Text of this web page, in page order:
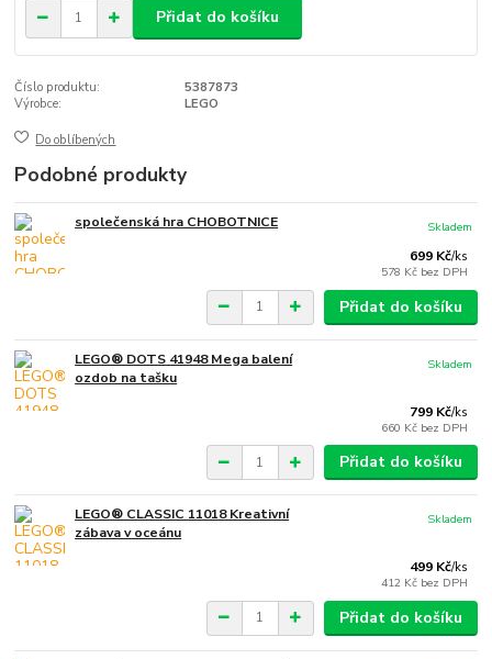
Přidat do košíku
Číslo produktu:
5387873
Výrobce:
LEGO
Do oblíbených
Podobné produkty
společenská hra CHOBOTNICE
699 Kč/ks
578 Kč bez DPH
Skladem
Přidat do košíku
LEGO® DOTS 41948 Mega balení
ozdob na tašku
799 Kč/ks
660 Kč bez DPH
Skladem
Přidat do košíku
LEGO® CLASSIC 11018 Kreativní
zábava v oceánu
499 Kč/ks
412 Kč bez DPH
Skladem
Přidat do košíku